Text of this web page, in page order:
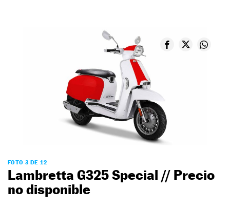
FOTO 3 DE 12
Lambretta G325 Special // Precio
no disponible